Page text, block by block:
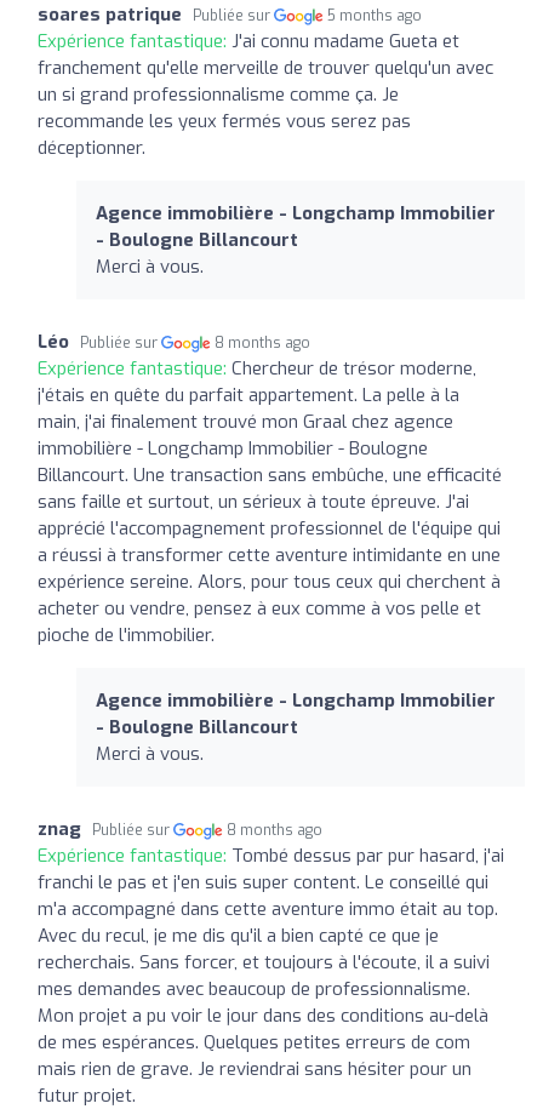
soares patrique Publiée sur 5 months ago
Expérience fantastique: J'ai connu madame Gueta et
franchement qu'elle merveille de trouver quelqu'un avec
un si grand professionnalisme comme ça. Je
recommande les yeux fermés vous serez pas
déceptionner.
Agence immobilière - Longchamp Immobilier
- Boulogne Billancourt
Merci à vous.
Léo Publiée sur 8 months ago
Expérience fantastique: Chercheur de trésor moderne,
j'étais en quête du parfait appartement. La pelle à la
main, j'ai finalement trouvé mon Graal chez agence
immobilière - Longchamp Immobilier - Boulogne
Billancourt. Une transaction sans embûche, une efficacité
sans faille et surtout, un sérieux à toute épreuve. J'ai
apprécié l'accompagnement professionnel de l'équipe qui
a réussi à transformer cette aventure intimidante en une
expérience sereine. Alors, pour tous ceux qui cherchent à
acheter ou vendre, pensez à eux comme à vos pelle et
pioche de l'immobilier.
Agence immobilière - Longchamp Immobilier
- Boulogne Billancourt
Merci à vous.
znag Publiée sur 8 months ago
Expérience fantastique: Tombé dessus par pur hasard, j'ai
franchi le pas et j'en suis super content. Le conseillé qui
m'a accompagné dans cette aventure immo était au top.
Avec du recul, je me dis qu'il a bien capté ce que je
recherchais. Sans forcer, et toujours à l'écoute, il a suivi
mes demandes avec beaucoup de professionnalisme.
Mon projet a pu voir le jour dans des conditions au-delà
de mes espérances. Quelques petites erreurs de com
mais rien de grave. Je reviendrai sans hésiter pour un
futur projet.